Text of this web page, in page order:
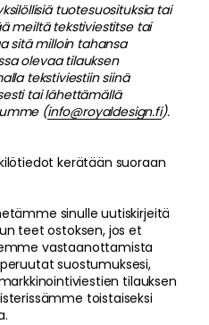
tuotesuosituksia tai
meiltä tekstiviestitse tai
sitä milloin tahansa
olevaa tilauksen
tekstiviestiin siinä
tai lähettämällä
(info@royaldesign.fi).
kerätään suoraan
sinulle uutiskirjeitä
teet ostoksen, jos et
vastaanottamista
suostumuksesi,
tilauksen
toistaiseksi